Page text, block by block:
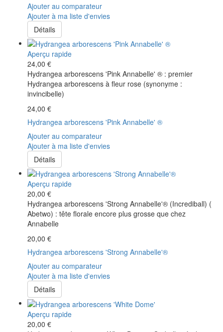
Ajouter au comparateur
Ajouter à ma liste d'envies
Détails
Aperçu rapide
24,00 €
Hydrangea arborescens 'Pink Annabelle' ® : premier
Hydrangea arborescens à fleur rose (synonyme :
invincibelle)
24,00 €
Hydrangea arborescens 'Pink Annabelle' ®
Ajouter au comparateur
Ajouter à ma liste d'envies
Détails
Aperçu rapide
20,00 €
Hydrangea arborescens 'Strong Annabelle'® (Incrediball) (
Abetwo) : tête florale encore plus grosse que chez
Annabelle
20,00 €
Hydrangea arborescens 'Strong Annabelle'®
Ajouter au comparateur
Ajouter à ma liste d'envies
Détails
Aperçu rapide
20,00 €